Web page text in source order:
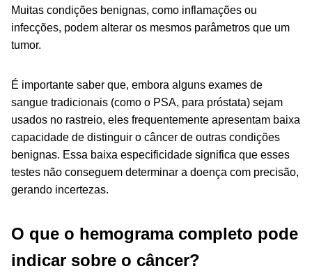
Muitas condições benignas, como inflamações ou
infecções, podem alterar os mesmos parâmetros que um
tumor.
É importante saber que, embora alguns exames de
sangue tradicionais (como o PSA, para próstata) sejam
usados no rastreio, eles frequentemente apresentam baixa
capacidade de distinguir o câncer de outras condições
benignas. Essa baixa especificidade significa que esses
testes não conseguem determinar a doença com precisão,
gerando incertezas.
O que o hemograma completo pode
indicar sobre o câncer?